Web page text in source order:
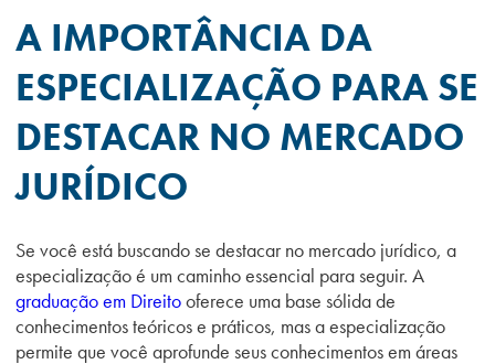
A IMPORTÂNCIA DA
ESPECIALIZAÇÃO PARA SE
DESTACAR NO MERCADO
JURÍDICO
Se você está buscando se destacar no mercado jurídico, a
especialização é um caminho essencial para seguir. A
graduação em Direitooferece uma base sólida de
conhecimentos teóricos e práticos, mas a especialização
permite que você aprofunde seus conhecimentos em áreas